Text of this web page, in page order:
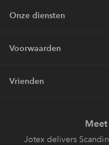
Onze diensten
Voorwaarden
Vrienden
Jotex delivers